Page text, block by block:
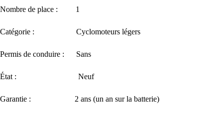
Nombre de place : 1
Catégorie : Cyclomoteurs légers
Permis de conduire : Sans
État : Neuf
Garantie : 2 ans (un an sur la batterie)